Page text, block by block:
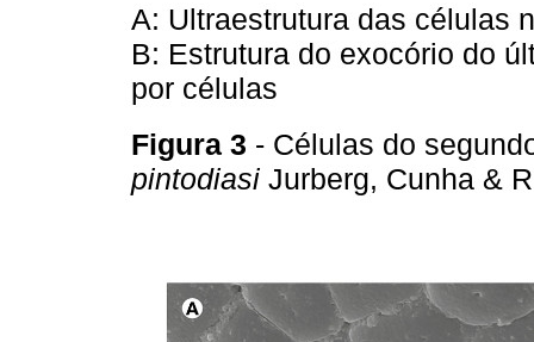
A: Ultraestrutura das células
B: Estrutura do exocório do
por células
Figura 3 - Células do
pintodiasi Jurberg, Cunha &